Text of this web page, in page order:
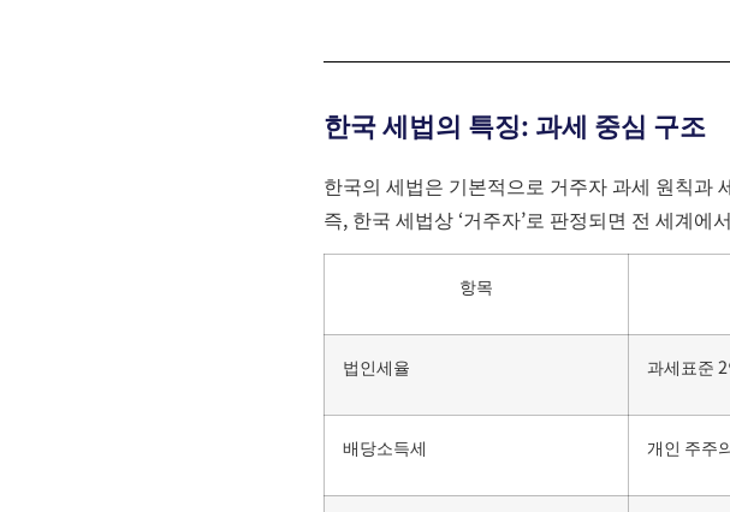
한국 세법의 특징: 과세 중심 구조
한국의 세법은 기본적으로 거주자 과세 원칙과
즉, 한국 세법상 ‘거주자’로 판정되면 전 세계
항목
법인세율 과세표준
배당소득세 개인 주주